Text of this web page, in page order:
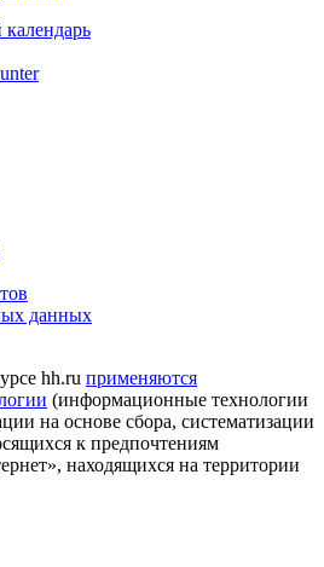
данных
hh.ru применяются
(информационные технологии
на основе сбора, систематизации
к предпочтениям
находящихся на территории